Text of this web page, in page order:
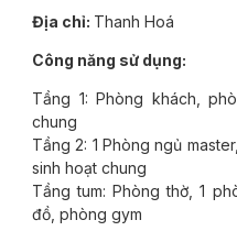
Địa chỉ: Thanh Hoá
Công năng sử dụng:
Tầng 1: Phòng khách,
chung
Tầng 2: 1 Phòng ngủ
sinh hoạt chung
Tầng tum: Phòng thờ, 1
đồ, phòng gym